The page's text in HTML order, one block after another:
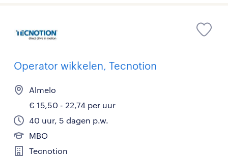
Operator wikkelen, Tecnotion
Almelo
€ 15,50 - 22,74 per uur
40 uur, 5 dagen p.w.
MBO
Tecnotion